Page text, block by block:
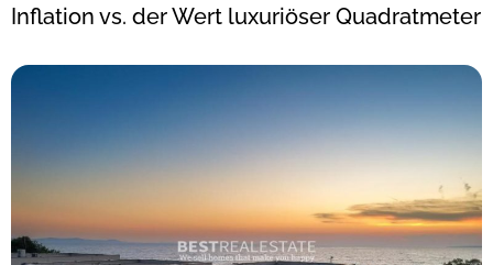
Inflation vs. der Wert luxuriöser Quadratmeter